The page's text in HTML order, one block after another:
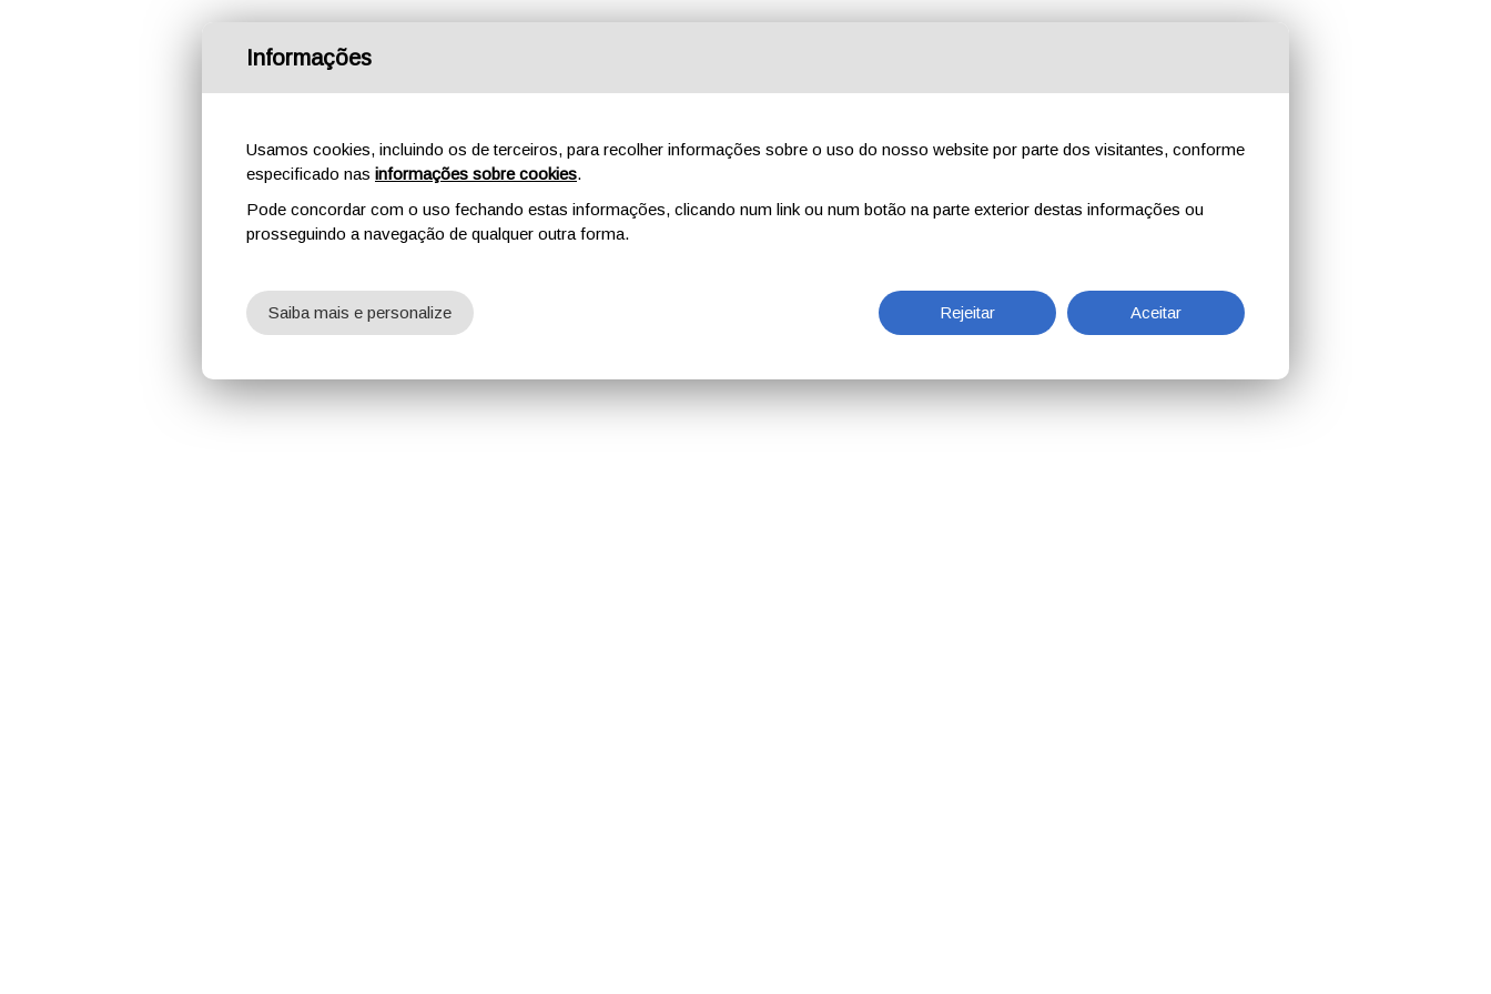
Informações
Usamos cookies, incluindo os de terceiros, para recolher informações sobre o uso do nosso website por parte dos visitantes, conforme
especificado nas informações sobre cookies.
Pode concordar com o uso fechando estas informações, clicando num link ou num botão na parte exterior destas informações ou
prosseguindo a navegação de qualquer outra forma.
Rejeitar Aceitar
Saiba mais e personalize